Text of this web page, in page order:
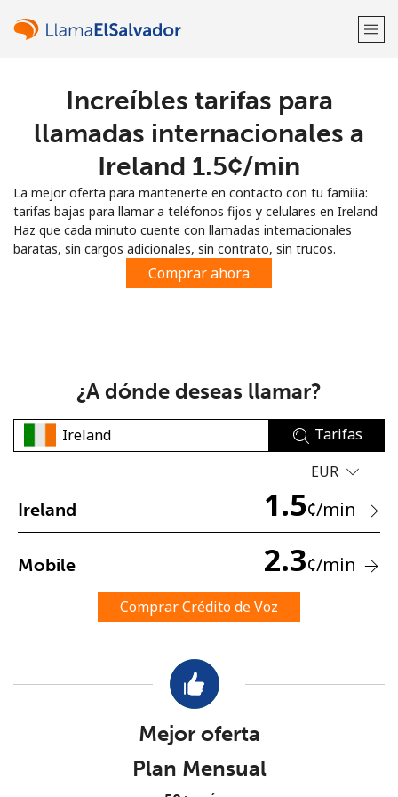
¡Bienvenido!
Regístrate con
Mínimo 8 caracteres
Un caracter especial
Mantente en contacto para recibir nuestras mejores
Increíbles tarifas para
llamadas internacionales a
Ireland ⁦1.5¢⁩/min
La mejor oferta para mantenerte en contacto con tu familia:
tarifas bajas para llamar a teléfonos fijos y celulares en Ireland
Haz que cada minuto cuente con llamadas internacionales
baratas, sin cargos adicionales, sin contrato, sin trucos.
Comprar ahora
¿A dónde deseas llamar?
Tarifas
EUR
Ireland 1.5¢/min
Mobile 2.3¢/min
Comprar Crédito de Voz
Mejor oferta
Plan Mensual